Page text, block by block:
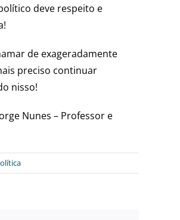
deve respeito e
de exageradamente
preciso continuar
nisso!
Nunes – Professor e